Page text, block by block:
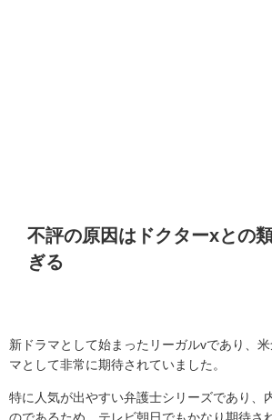
不評の原因はドクターxとの
ぎる
新ドラマとして始まったリーガルvであり、
マとして非常に期待されていました。
特に人気が出やすい弁護士シリーズであり、
のであるため、テレビ朝日でもかなり期待さ